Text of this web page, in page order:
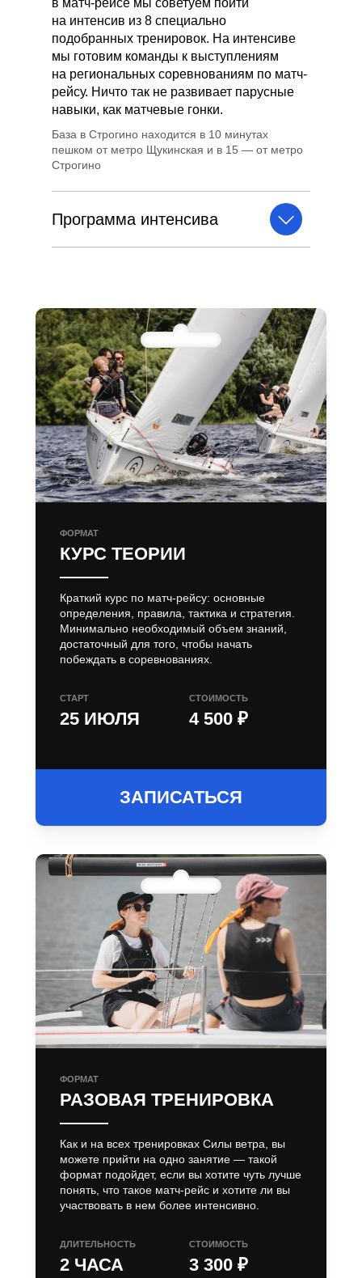
Программа интенсива
в матч-рейсе мы советуем пойти
на интенсив из 8 специально
подобранных тренировок. На интенсиве
мы готовим команды к выступлениям
на региональных соревнованиям по матч-
рейсу. Ничто так не развивает парусные
навыки, как матчевые гонки.
База в Строгино находится в 10 минутах
пешком от метро Щукинская и в 15 — от метро
Строгино
ФОРМАТ
РАЗОВАЯ ТРЕНИРОВКА
ДЛИТЕЛЬНОСТЬ
2 ЧАСА
Как и на всех тренировках Силы ветра, вы
можете прийти на одно занятие — такой
формат подойдет, если вы хотите чуть лучше
понять, что такое матч-рейс и хотите ли вы
участвовать в нем более интенсивно.
СТОИМОСТЬ
3 300 ₽
ФОРМАТ
КУРС ТЕОРИИ
СТАРТ
25 ИЮЛЯ
Краткий курс по матч-рейсу: основные
определения, правила, тактика и стратегия.
Минимально необходимый объем знаний,
достаточный для того, чтобы начать
побеждать в соревнованиях.
ЗАПИСАТЬСЯ
СТОИМОСТЬ
4 500 ₽